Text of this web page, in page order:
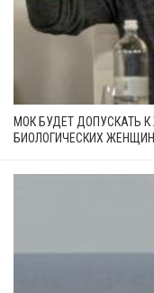
МОК БУДЕТ ДОПУСКАТЬ
БИОЛОГИЧЕСКИХ ЖЕНЩИН